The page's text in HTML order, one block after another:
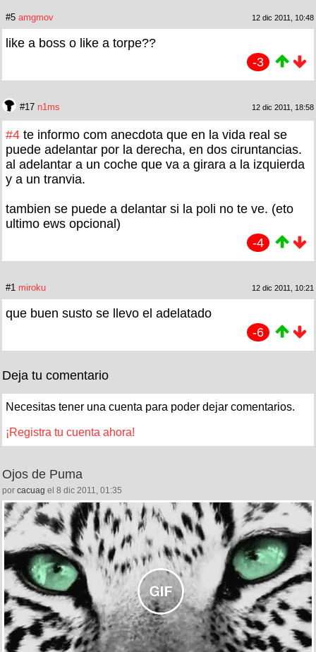
#5 amgmov 12 dic 2011, 10:48
like a boss o like a torpe??
-3
#17 n1ms 12 dic 2011, 18:58
#4 te informo com anecdota que en la vida real se
puede adelantar por la derecha, en dos ciruntancias.
al adelantar a un coche que va a girara a la izquierda
y a un tranvia.
tambien se puede a delantar si la poli no te ve. (eto
ultimo ews opcional)
-4
#1 miroku 12 dic 2011, 10:21
que buen susto se llevo el adelatado
-6
Deja tu comentario
Necesitas tener una cuenta para poder dejar comentarios.
¡Registra tu cuenta ahora!
Ojos de Puma
por cacuag el 8 dic 2011, 01:35